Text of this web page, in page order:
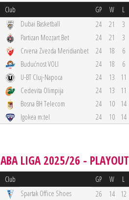
Club GP W L
Dubai Basketball 24 21 3
Partizan Mozzart Bet 24 21 3
Crvena Zvezda Meridianbet 24 18 6
Budućnost VOLI 24 18 6
U-BT Cluj-Napoca 24 13 11
Cedevita Olimpija 24 13 11
Bosna BH Telecom 24 10 14
Igokea m:tel 24 10 14
ABA LIGA 2025/26 - PLAYOUT
Club GP W L
Spartak Office Shoes 26 14 12